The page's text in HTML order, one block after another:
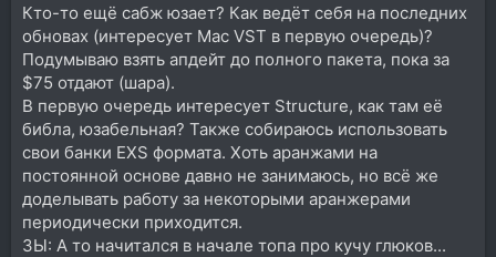
Кто-то ещё сабж юзает? Как ведёт себя на последних
обновах (интересует Mac VST в первую очередь)?
Подумываю взять апдейт до полного пакета, пока за
$75 отдают (шара).
В первую очередь интересует Structure, как там её
библа, юзабельная? Также собираюсь использовать
свои банки EXS формата. Хоть аранжами на
постоянной основе давно не занимаюсь, но всё же
доделывать работу за некоторыми аранжерами
периодически приходится.
ЗЫ: А то начитался в начале топа про кучу глюков...